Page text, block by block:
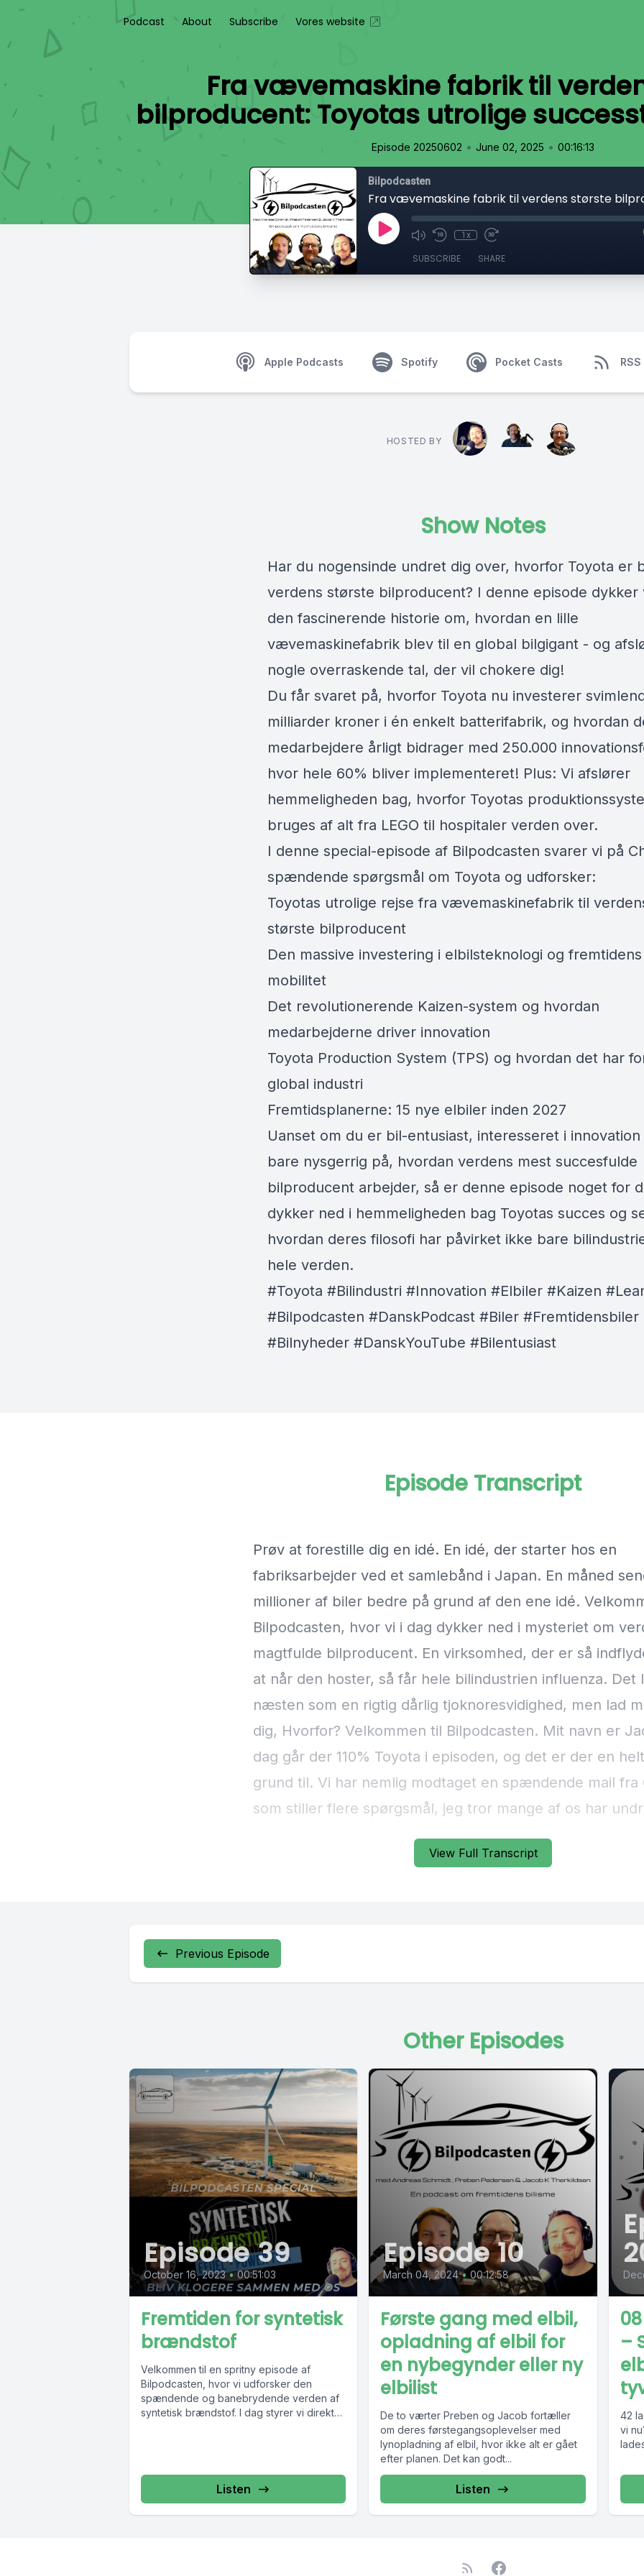
Podcast About Subscribe Vores website
Fra vævemaskine fabrik til
bilproducent: Toyotas utrolige
Episode 20250602 • June 02, 2025 • 00:16:13
Bilpodcasten
1x
SUBSCRIBE SHARE
Apple Podcasts Spotify Pocket Casts RSS
HOSTED BY
Show Notes
Har du nogensinde undret dig over, hvorfor Toyota er
verdens største bilproducent? I denne episode dykker
den fascinerende historie om, hvordan en lille
vævemaskinefabrik blev til en global bilgigant - og
nogle overraskende tal, der vil chokere dig!
Du får svaret på, hvorfor Toyota nu investerer
milliarder kroner i én enkelt batterifabrik, og hvordan
medarbejdere årligt bidrager med 250.000
hvor hele 60% bliver implementeret! Plus: Vi afslører
hemmeligheden bag, hvorfor Toyotas
bruges af alt fra LEGO til hospitaler verden over.
I denne special-episode af Bilpodcasten svarer vi på
spændende spørgsmål om Toyota og udforsker:
Toyotas utrolige rejse fra vævemaskinefabrik til
største bilproducent
Den massive investering i elbilsteknologi og fremtidens
mobilitet
Det revolutionerende Kaizen-system og hvordan
medarbejderne driver innovation
Toyota Production System (TPS) og hvordan det har
global industri
Fremtidsplanerne: 15 nye elbiler inden 2027
Uanset om du er bil-entusiast, interesseret i
bare nysgerrig på, hvordan verdens mest succesfulde
bilproducent arbejder, så er denne episode noget for
dykker ned i hemmeligheden bag Toyotas succes og
hvordan deres filosofi har påvirket ikke bare
hele verden.
#Toyota #Bilindustri #Innovation #Elbiler #Kaizen
#Bilpodcasten #DanskPodcast #Biler #Fremtidensbiler
#Bilnyheder #DanskYouTube #Bilentusiast
View Full Transcript
Episode Transcript
Previous Episode
Other Episodes
Episode 39
October 16, 2023 • 00:51:03
Fremtiden for syntetisk
brændstof
Velkommen til en spritny episode af
Bilpodcasten, hvor vi udforsker den
spændende og banebrydende verden af
syntetisk brændstof. I dag styrer vi direkte
Listen
Episode 10
March 04, 2024 • 00:12:58
Første gang med elbil,
opladning af elbil for
en nybegynder eller ny
elbilist
De to værter Preben og Jacob fortæller
om deres førstegangsoplevelser med
lynopladning af elbil, hvor ikke alt er gået
efter planen. Det kan godt...
Listen
–
42
vi